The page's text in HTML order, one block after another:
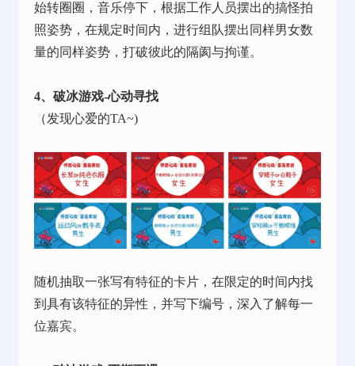
始转圈圈，音乐停下，根据工作人员摆出的搞怪拍
照姿势，在规定时间内，进行组队摆出同样男女数
量的同样姿势，打破彼此的隔阂与拘谨。
4、破冰游戏-心动寻找
（发现心爱的TA~)
随机抽取一张写有特征的卡片，在限定的时间内找
到具有该特征的异性，并写下编号，深入了解每一
位嘉宾。